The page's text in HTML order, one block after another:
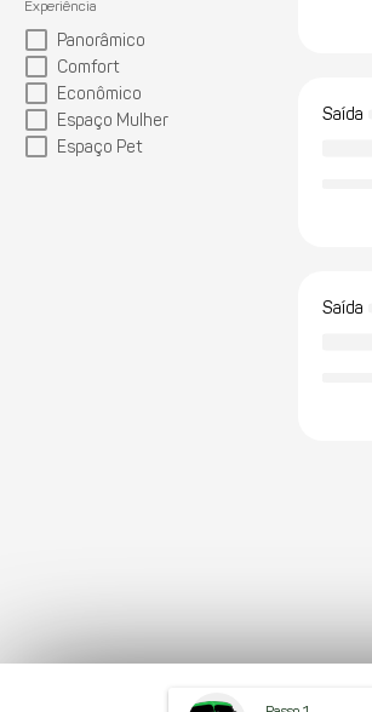
Experiência
Panorâmico
Comfort
Econômico
Espaço Mulher
Espaço Pet
Saída
Saída